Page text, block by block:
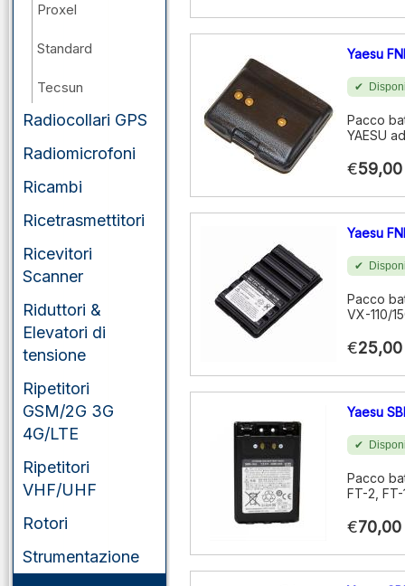
Proxel
Standard
Tecsun
Wouxun
Yaesu
Radiocollari GPS
Radiomicrofoni
Ricambi
Ricetrasmettitori
Ricevitori
Scanner
Riduttori &
Elevatori di
tensione
Ripetitori
GSM/2G 3G
4G/LTE
Ripetitori
VHF/UHF
Rotori
Strumentazione
Yaesu
Pacco
YAESU
€59,00
Yaesu
Pacco
VX-110/
€25,00
Yaesu
Pacco
FT-2,
€70,00